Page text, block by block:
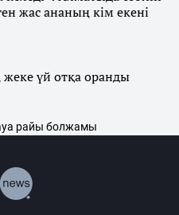
жас ананың кім екені
жеке үй отқа оранды
райы болжамы